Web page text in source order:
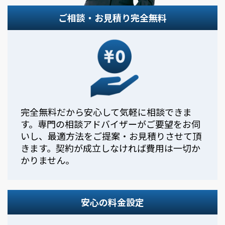
ご相談・お見積り完全無料
完全無料だから安心して気軽に相談できま
す。専門の相談アドバイザーがご要望をお伺
いし、最適方法をご提案・お見積りさせて頂
きます。契約が成立しなければ費用は一切か
かりません。
安心の料金設定